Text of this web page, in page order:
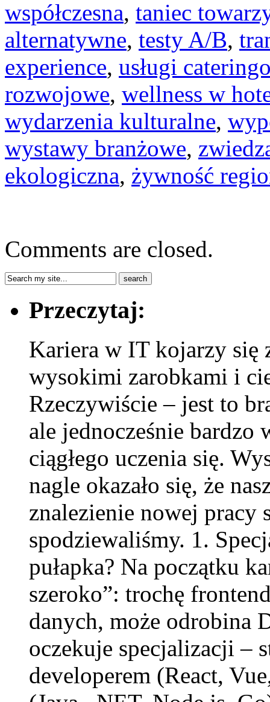
współczesna, taniec
alternatywne, testy A/B,
experience, usługi
rozwojowe, wellness w
wydarzenia kulturalne,
wystawy branżowe,
ekologiczna, żywność
Comments are closed.
Przeczytaj:
Kariera w IT kojarzy się
wysokimi zarobkami i
Rzeczywiście – jest to
ale jednocześnie bardzo
ciągłego uczenia się.
nagle okazało się, że
znalezienie nowej pracy
spodziewaliśmy. 1.
pułapka? Na początku
szeroko”: trochę
danych, może odrobina
oczekuje specjalizacji –
developerem (React,